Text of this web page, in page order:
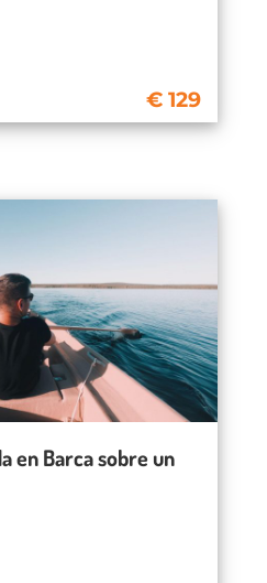
129
en Barca sobre un